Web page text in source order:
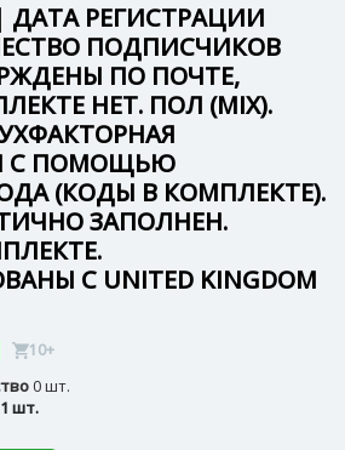
ДАТА РЕГИСТРАЦИИ
ПОДПИСЧИКОВ
ПО ПОЧТЕ,
НЕТ. ПОЛ (MIX).
С ПОМОЩЬЮ
(КОДЫ В КОМПЛЕКТЕ).
ЗАПОЛНЕН.
С UNITED KINGDOM
10+
0 шт.
шт.